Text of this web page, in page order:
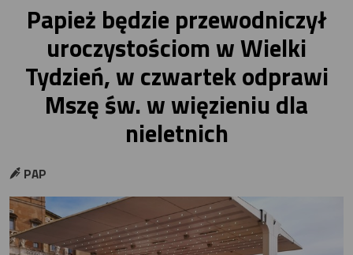
Papież będzie przewodniczył
uroczystościom w Wielki
Tydzień, w czwartek odprawi
Mszę św. w więzieniu dla
nieletnich
PAP